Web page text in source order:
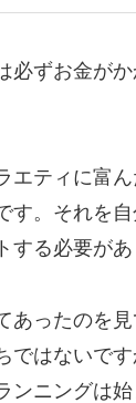
必ずお金が
エティに富
す。それを
する必要があ
あったのを
ではないで
ンニングは